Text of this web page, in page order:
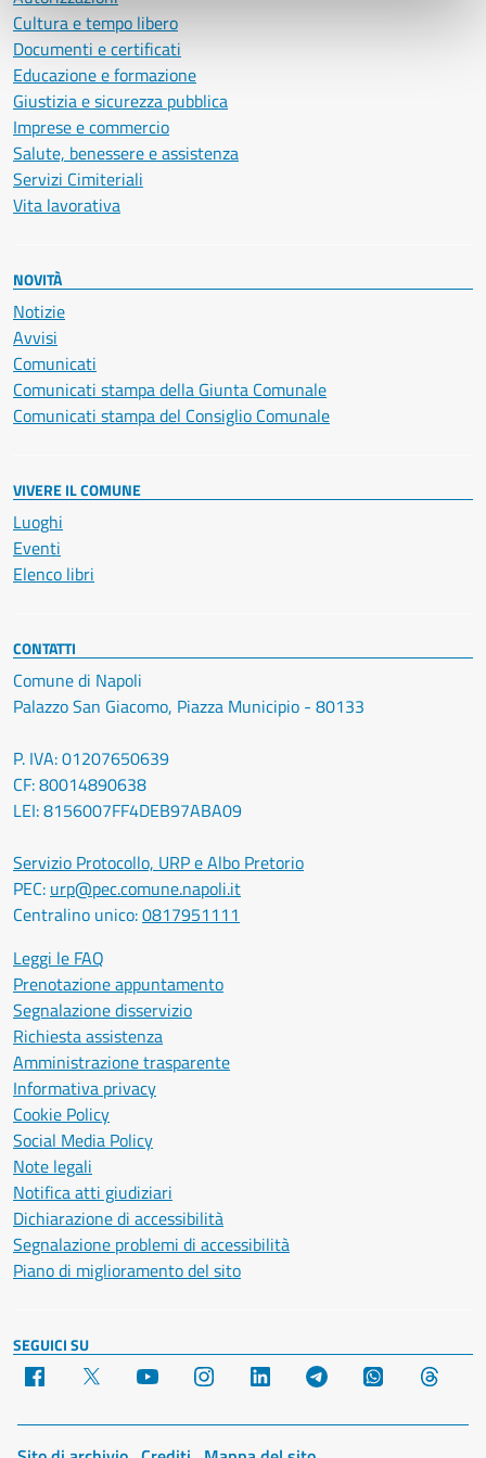
Cultura e tempo libero
Documenti e certificati
Educazione e formazione
Giustizia e sicurezza pubblica
Imprese e commercio
Salute, benessere e assistenza
Servizi Cimiteriali
Vita lavorativa
NOVITÀ
Notizie
Avvisi
Comunicati
Comunicati stampa della Giunta Comunale
Comunicati stampa del Consiglio Comunale
VIVERE IL COMUNE
Luoghi
Eventi
Elenco libri
CONTATTI
Comune di Napoli
Palazzo San Giacomo, Piazza Municipio - 80133
P. IVA: 01207650639
CF: 80014890638
LEI: 8156007FF4DEB97ABA09
Servizio Protocollo, URP e Albo Pretorio
PEC: urp@pec.comune.napoli.it
Centralino unico:0817951111
Leggi le FAQ
Prenotazione appuntamento
Segnalazione disservizio
Richiesta assistenza
Amministrazione trasparente
Informativa privacy
Cookie Policy
Social Media Policy
Note legali
Notifica atti giudiziari
Dichiarazione di accessibilità
Segnalazione problemi di accessibilità
Piano di miglioramento del sito
SEGUICI SU
Facebook YouTube Instagram LinkedIn Telegram WhatsApp